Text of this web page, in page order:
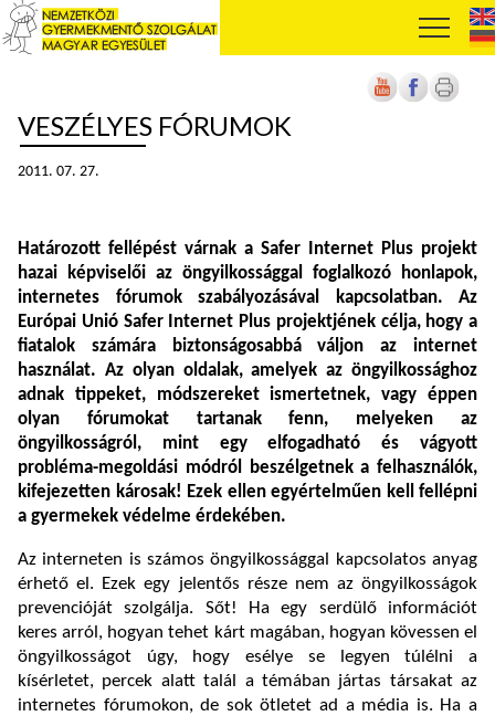
VESZÉLYES FÓRUMOK
2011. 07. 27.
Határozott fellépést várnak a Safer Internet Plus projekt
hazai képviselői az öngyilkossággal foglalkozó honlapok,
internetes fórumok szabályozásával kapcsolatban. Az
Európai Unió Safer Internet Plus projektjének célja, hogy a
fiatalok számára biztonságosabbá váljon az internet
használat. Az olyan oldalak, amelyek az öngyilkossághoz
adnak tippeket, módszereket ismertetnek, vagy éppen
olyan fórumokat tartanak fenn, melyeken az
öngyilkosságról, mint egy elfogadható és vágyott
probléma-megoldási módról beszélgetnek a felhasználók,
kifejezetten károsak! Ezek ellen egyértelműen kell fellépni
a gyermekek védelme érdekében.
Az interneten is számos öngyilkossággal kapcsolatos anyag
érhető el. Ezek egy jelentős része nem az öngyilkosságok
prevencióját szolgálja. Sőt! Ha egy serdülő információt
keres arról, hogyan tehet kárt magában, hogyan kövessen el
öngyilkosságot úgy, hogy esélye se legyen túlélni a
kísérletet, percek alatt talál a témában jártas társakat az
internetes fórumokon, de sok ötletet ad a média is. Ha a